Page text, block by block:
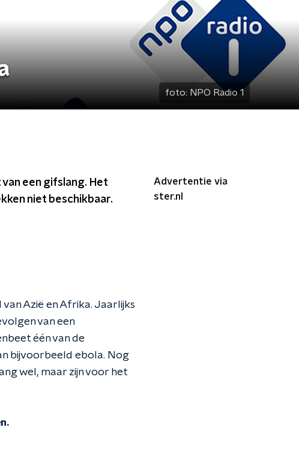
foto: NPO Radio 1
een gifslang. Het
niet beschikbaar.
Azië en Afrika. Jaarlijks
van een
één van de
bijvoorbeeld ebola. Nog
wel, maar zijn voor het
Advertentie via
ster.nl